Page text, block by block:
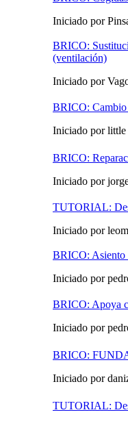
Iniciado por
BRICO:
(ventilación)
Iniciado por
BRICO: Cambio
Iniciado por little
BRICO:
Iniciado por
TUTORIAL:
Iniciado por
BRICO: Asiento
Iniciado por
BRICO: Apoya
Iniciado por
BRICO:
Iniciado por
TUTORIAL: